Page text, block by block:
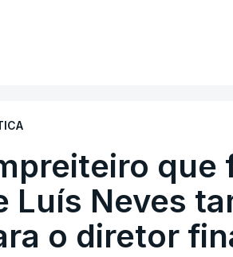
que
Luís Neves
o diretor